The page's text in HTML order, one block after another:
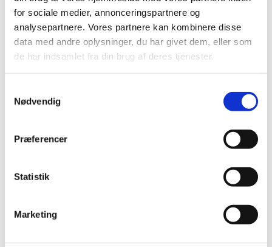
for sociale medier, annonceringspartnere og
analysepartnere. Vores partnere kan kombinere disse
data med andre oplysninger, du har givet dem, eller som
de har indsamlet fra din brug af deres tjenester.
Nødvendig
Præferencer
Statistik
Marketing